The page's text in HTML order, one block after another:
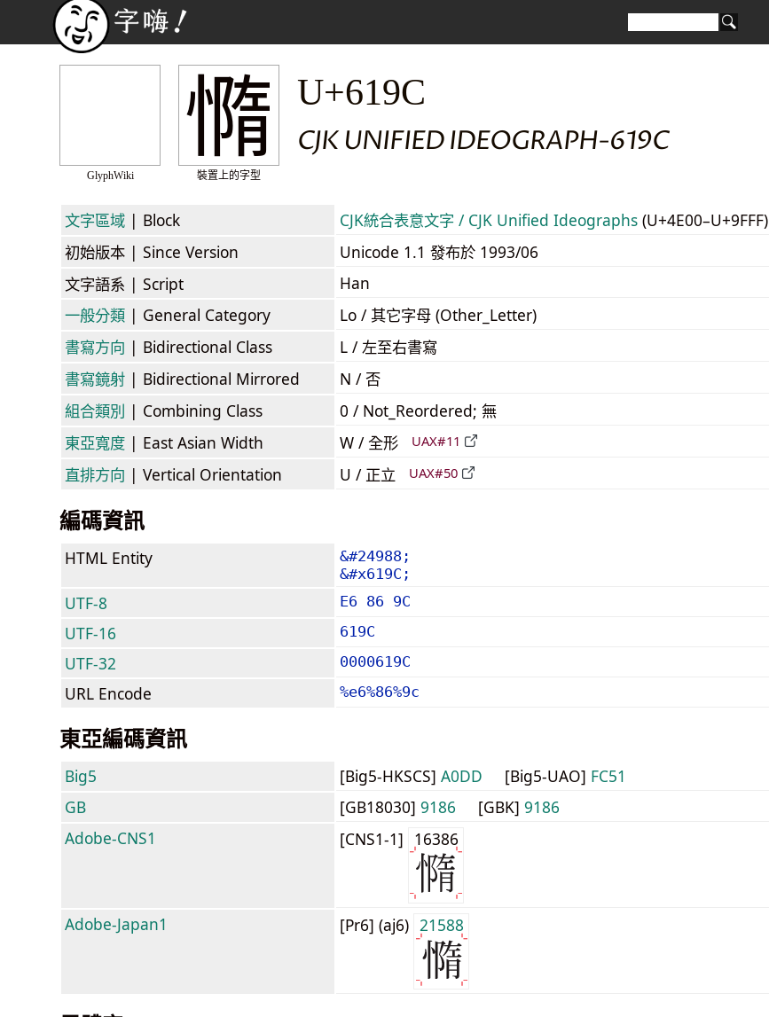
GlyphWiki
憜
裝置上的字型
U+619C
CJK UNIFIED IDEOGRAPH-619C
文字區域 | Block CJK統合表意文字 / CJK Unified Ideographs (U+4E00–U+9FFF)
初始版本 | Since Version
Unicode 1.1 發布於 1993/06
文字語系 | Script
Han
一般分類 | General Category
Lo / 其它字母 (Other_Letter)
書寫方向 | Bidirectional Class
L / 左至右書寫
書寫鏡射 | Bidirectional Mirrored
N / 否
組合類別 | Combining Class
0 / Not_Reordered; 無
東亞寬度 | East Asian Width W / 全形 UAX#11
直排方向 | Vertical Orientation U / 正立 UAX#50
編碼資訊
HTML Entity
&#24988;
&#x619C;
UTF-8 E6 86 9C
UTF-16 619C
UTF-32 0000619C
URL Encode %e6%86%9c
東亞編碼資訊
Big5 [Big5-HKSCS] A0DD [Big5-UAO] FC51
GB
[GB18030] 9186 [GBK] 9186
Adobe-CNS1
[CNS1-1] 16386
Adobe-Japan1 [Pr6] (aj6) 21588